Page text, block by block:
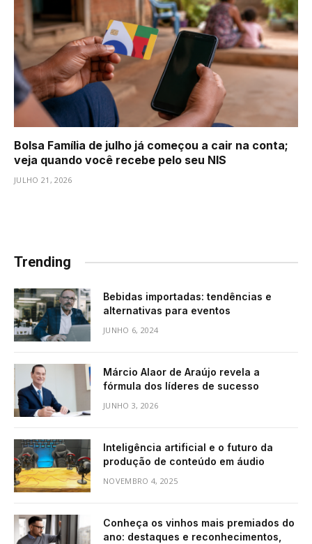
Bolsa Família de julho já começou a cair na conta;
veja quando você recebe pelo seu NIS
JULHO 21, 2026
Trending
Bebidas importadas: tendências e
alternativas para eventos
JUNHO 6, 2024
Márcio Alaor de Araújo revela a
fórmula dos líderes de sucesso
JUNHO 3, 2026
Inteligência artificial e o futuro da
produção de conteúdo em áudio
NOVEMBRO 4, 2025
Conheça os vinhos mais premiados do
ano: destaques e reconhecimentos,